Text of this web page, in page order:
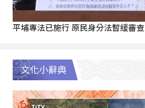
平埔專法已施行 原民身分法暫緩審查
文化小辭典